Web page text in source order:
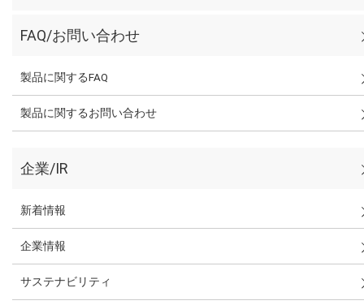
FAQ/お問い合わせ
製品に関するFAQ
製品に関するお問い合わせ
企業/IR
新着情報
企業情報
サステナビリティ